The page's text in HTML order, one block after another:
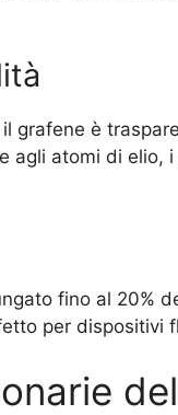
grafene è
agli atomi di elio,
fino al 20%
per dispositivi